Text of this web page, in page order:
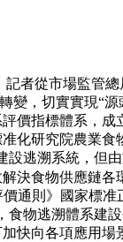
從市場監管總
變，切實實現“
價指標體系，
化研究院農業
設逃溯系統，但
決食物供應鏈
通則》國家標
食物逃溯體系建
快向各項應用